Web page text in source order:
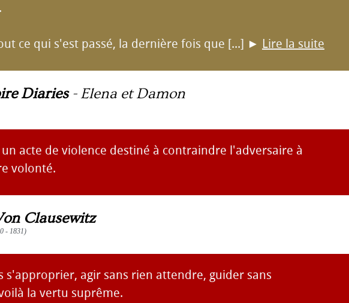
ce qui s'est passé, la dernière fois que [...] ► Lire la suite
Diaries- Elena et Damon
acte de violence destiné à contraindre l'adversaire à
volonté.
Clausewitz
- 1831)
s'approprier, agir sans rien attendre, guider sans
la vertu suprême.